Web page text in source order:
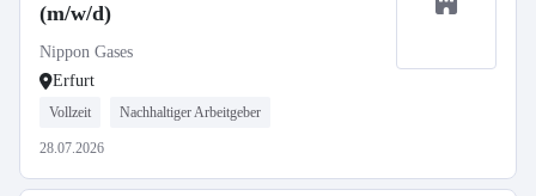
(m/w/d)
Nippon Gases
Erfurt
Vollzeit Nachhaltiger Arbeitgeber
28.07.2026